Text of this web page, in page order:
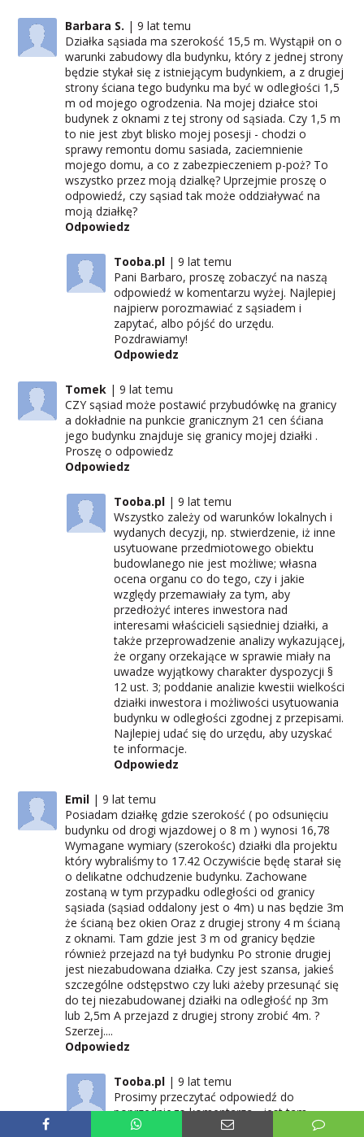
Barbara S.
9 lat temu
Działka sąsiada ma szerokość 15,5 m. Wystąpił on o
warunki zabudowy dla budynku, który z jednej strony
będzie stykał się z istniejącym budynkiem, a z drugiej
strony ściana tego budynku ma być w odległości 1,5
m od mojego ogrodzenia. Na mojej działce stoi
budynek z oknami z tej strony od sąsiada. Czy 1,5 m
to nie jest zbyt blisko mojej posesji - chodzi o
sprawy remontu domu sasiada, zaciemnienie
mojego domu, a co z zabezpieczeniem p-poż? To
wszystko przez moją dzialkę? Uprzejmie proszę o
odpowiedź, czy sąsiad tak może oddziaływać na
moją działkę?
Odpowiedz
Tooba.pl
9 lat temu
Pani Barbaro, proszę zobaczyć na naszą
odpowiedź w komentarzu wyżej. Najlepiej
najpierw porozmawiać z sąsiadem i
zapytać, albo pójść do urzędu.
Pozdrawiamy!
Odpowiedz
Tomek
9 lat temu
CZY sąsiad może postawić przybudówkę na granicy
a dokładnie na punkcie granicznym 21 cen śćiana
jego budynku znajduje się granicy mojej działki .
Proszę o odpowiedz
Odpowiedz
Tooba.pl
9 lat temu
Wszystko zależy od warunków lokalnych i
wydanych decyzji, np. stwierdzenie, iż inne
usytuowane przedmiotowego obiektu
budowlanego nie jest możliwe; własna
ocena organu co do tego, czy i jakie
względy przemawiały za tym, aby
przedłożyć interes inwestora nad
interesami właścicieli sąsiedniej działki, a
także przeprowadzenie analizy wykazującej,
że organy orzekające w sprawie miały na
uwadze wyjątkowy charakter dyspozycji §
12 ust. 3; poddanie analizie kwestii wielkości
działki inwestora i możliwości usytuowania
budynku w odległości zgodnej z przepisami.
Najlepiej udać się do urzędu, aby uzyskać
te informacje.
Odpowiedz
Emil
9 lat temu
Posiadam działkę gdzie szerokość ( po odsunięciu
budynku od drogi wjazdowej o 8 m ) wynosi 16,78
Wymagane wymiary (szerokośc) działki dla projektu
który wybraliśmy to 17.42 Oczywiście będę starał się
o delikatne odchudzenie budynku. Zachowane
zostaną w tym przypadku odległości od granicy
sąsiada (sąsiad oddalony jest o 4m) u nas będzie 3m
że ścianą bez okien Oraz z drugiej strony 4 m ścianą
z oknami. Tam gdzie jest 3 m od granicy będzie
również przejazd na tył budynku Po stronie drugiej
jest niezabudowana działka. Czy jest szansa, jakieś
szczególne odstępstwo czy luki ażeby przesunąć się
do tej niezabudowanej działki na odległość np 3m
lub 2,5m A przejazd z drugiej strony zrobić 4m. ?
Szerzej....
Odpowiedz
Tooba.pl
9 lat temu
Prosimy przeczytać odpowiedź do
poprzedniego komentarza - jest tam
wyjaśnienie, kiedy można budować bliżej